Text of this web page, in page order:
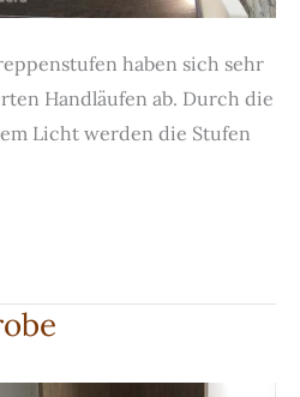
haben sich sehr
Handläufen ab. Durch die
Licht werden die Stufen